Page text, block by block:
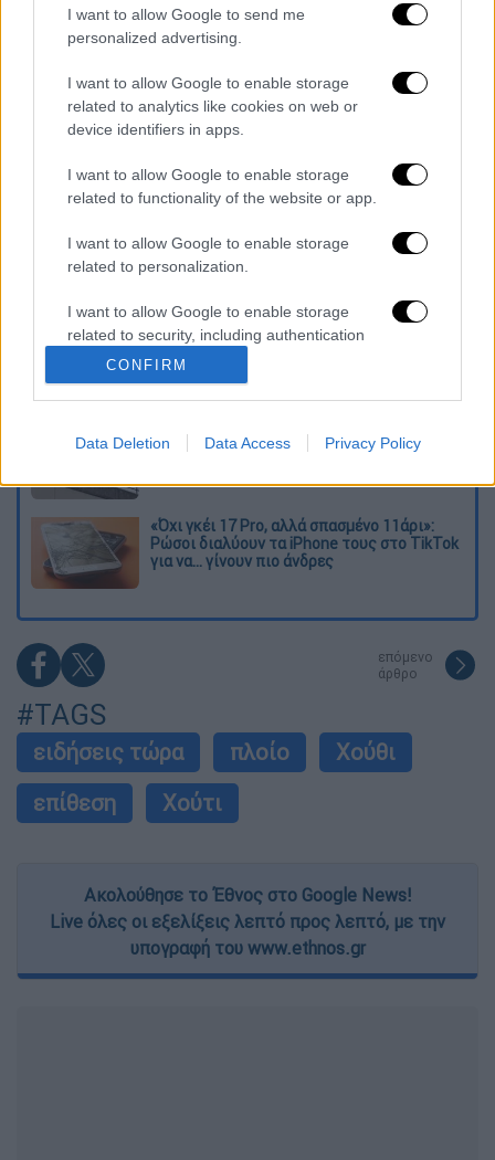
I want to allow Google to send me
personalized advertising.
I want to allow Google to enable storage
related to analytics like cookies on web or
device identifiers in apps.
I want to allow Google to enable storage
related to functionality of the website or app.
I want to allow Google to enable storage
related to personalization.
I want to allow Google to enable storage
related to security, including authentication
functionality and fraud prevention, and other
user protection.
CONFIRM
Data Deletion Data Access Privacy Policy
Σύμφωνα με τον ΣΚΑΙ,
πληρώματοςσκοτώθηκανκι άλλα δύο
τραυματίστηκαν.Το πλοίο έπλεε 50 ναυτικά
μίλια δυτικά της πρωτεύουσας της Υεμένης
Διαβάστε ακόμη
Εκτελέσεις, συλλήψεις και νέοι
περιορισμοί: Το Ιράν σκληραίνει τη γραμμή
Η πρώτη δήλωση της οικογένειας της
38χρονης Βρετανίδας που δολοφονήθηκε
στην Κυψέλη
Ντύθηκε «Χάρος», ανέβηκε στην οροφή
νοσοκομείου και κοιτούσε επίμονα τους
«Όχι γκέι 17 Pro, αλλά σπασμένο 11άρι»:
Ρώσοι διαλύουν τα iPhone τους στο TikTok
για να... γίνουν πιο άνδρες
επόμενο
άρθρο
#TAGS
ειδήσεις τώρα πλοίο
Χούθι
επίθεση
Χούτι
Ακολούθησε το Έθνος στο Google News!
Live όλες οι εξελίξεις λεπτό προς λεπτό, με την
υπογραφή του www.ethnos.gr